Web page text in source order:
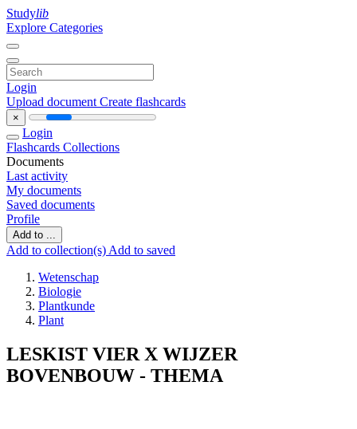
Studylib
Explore Categories
Login
Upload document Create flashcards
×
Login
Flashcards Collections
Documents
Last activity
My documents
Saved documents
Profile
Add to ...
Add to collection(s) Add to saved
Wetenschap
Biologie
Plantkunde
Plant
LESKIST VIER X WIJZER
BOVENBOUW - THEMA